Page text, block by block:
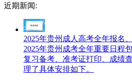
近期新闻:
2025年贵州成人高考全年报名
2025年贵州成考全年重要日程
复习备考、准考证打印、成绩
理了具体安排如下。